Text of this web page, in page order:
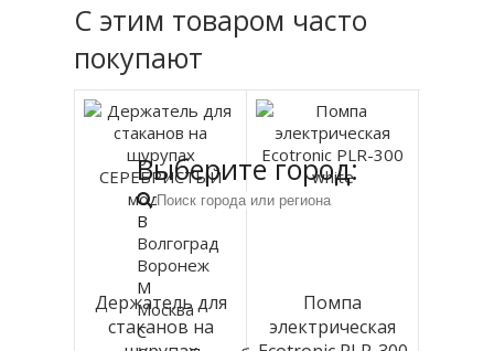
С этим товаром часто
покупают
Держатель для
стаканов на
Помпа
электрическая
Выберите город:
В
Волгоград
Воронеж
М
Москва
С